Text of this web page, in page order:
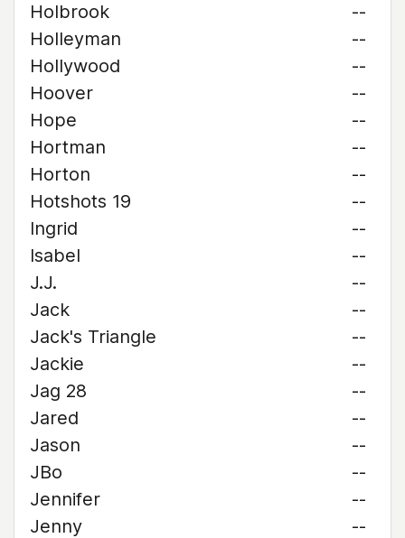
Holbrook
--
Holleyman
--
Hollywood
--
Hoover
--
Hope
--
Hortman
--
Horton
--
Hotshots 19
--
Ingrid
--
Isabel
--
J.J.
--
Jack
--
Jack's Triangle
--
Jackie
--
Jag 28
--
Jared
--
Jason
--
JBo
--
Jennifer
--
Jenny
--